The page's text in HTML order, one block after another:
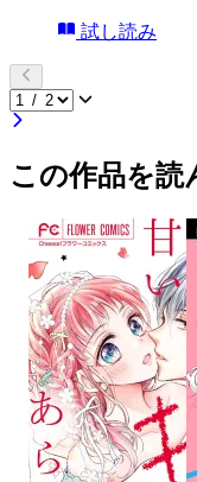
試し読み
この作品を読